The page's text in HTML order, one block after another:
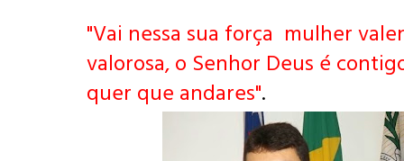
"Vai nessa sua força mulher
valorosa, o Senhor Deus é
quer que andares".